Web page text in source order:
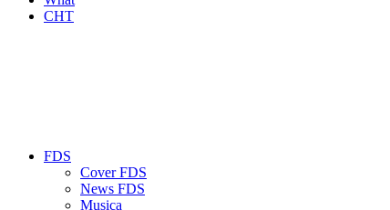
CHT
FDS
Cover FDS
News FDS
Musica